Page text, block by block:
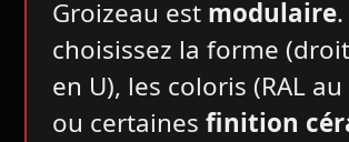
Groizeau est modulaire
choisissez la forme
en U), les coloris (RAL
ou certaines finition